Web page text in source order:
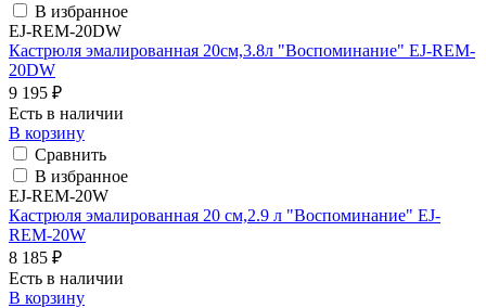
В избранное
EJ-REM-20DW
Кастрюля эмалированная 20см,3.8л "Воспоминание" EJ-REM-
20DW
9 195 ₽
Есть в наличии
В корзину
Сравнить
В избранное
EJ-REM-20W
Кастрюля эмалированная 20 см,2.9 л "Воспоминание" EJ-
REM-20W
8 185 ₽
Есть в наличии
В корзину